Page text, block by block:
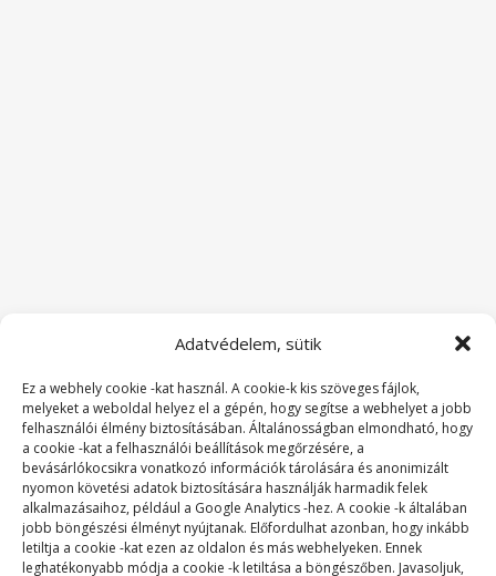
Adatvédelem, sütik
Ez a webhely cookie -kat használ. A cookie-k kis szöveges fájlok,
melyeket a weboldal helyez el a gépén, hogy segítse a webhelyet a jobb
felhasználói élmény biztosításában. Általánosságban elmondható, hogy
a cookie -kat a felhasználói beállítások megőrzésére, a
bevásárlókocsikra vonatkozó információk tárolására és anonimizált
nyomon követési adatok biztosítására használják harmadik felek
alkalmazásaihoz, például a Google Analytics -hez. A cookie -k általában
jobb böngészési élményt nyújtanak. Előfordulhat azonban, hogy inkább
letiltja a cookie -kat ezen az oldalon és más webhelyeken. Ennek
leghatékonyabb módja a cookie -k letiltása a böngészőben. Javasoljuk,
SZAKMAI TAGSÁGOK: